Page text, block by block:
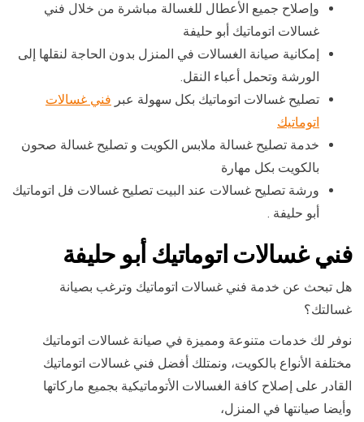
وإصلاح جميع الأعطال للغسالة مباشرة من خلال فني
غسالات اتوماتيك أبو حليفة
إمكانية صيانة الغسالات في المنزل بدون الحاجة لنقلها إلى
الورشة وتحمل أعباء النقل.
تصليح غسالات اتوماتيك بكل سهولة عبر فني غسالات
اتوماتيك
خدمة تصليح غسالة ملابس الكويت و تصليح غسالة صحون
بالكويت بكل مهارة
ورشة تصليح غسالات عند البيت تصليح غسالات فل اتوماتيك
أبو حليفة .
فني غسالات اتوماتيك أبو حليفة
هل تبحث عن خدمة فني غسالات اتوماتيك وترغب بصيانة
غسالتك؟
نوفر لك خدمات متنوعة ومميزة في صيانة غسالات اتوماتيك
مختلفة الأنواع بالكويت، ونمتلك أفضل فني غسالات اتوماتيك
القادر على إصلاح كافة الغسالات الأتوماتيكية بجميع ماركاتها
وأيضا صيانتها في المنزل،